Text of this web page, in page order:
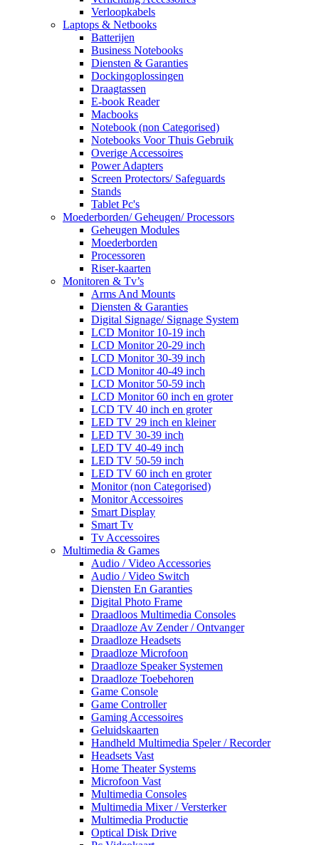
Verloopkabels
Laptops & Netbooks
Batterijen
Business Notebooks
Diensten & Garanties
Dockingoplossingen
Draagtassen
E-book Reader
Macbooks
Notebook (non Categorised)
Notebooks Voor Thuis Gebruik
Overige Accessoires
Power Adapters
Screen Protectors/ Safeguards
Stands
Tablet Pc's
Moederborden/ Geheugen/ Processors
Geheugen Modules
Moederborden
Processoren
Riser-kaarten
Monitoren & Tv’s
Arms And Mounts
Diensten & Garanties
Digital Signage/ Signage System
LCD Monitor 10-19 inch
LCD Monitor 20-29 inch
LCD Monitor 30-39 inch
LCD Monitor 40-49 inch
LCD Monitor 50-59 inch
LCD Monitor 60 inch en groter
LCD TV 40 inch en groter
LED TV 29 inch en kleiner
LED TV 30-39 inch
LED TV 40-49 inch
LED TV 50-59 inch
LED TV 60 inch en groter
Monitor (non Categorised)
Monitor Accessoires
Smart Display
Smart Tv
Tv Accessoires
Multimedia & Games
Audio / Video Accessories
Audio / Video Switch
Diensten En Garanties
Digital Photo Frame
Draadloos Multimedia Consoles
Draadloze Av Zender / Ontvanger
Draadloze Headsets
Draadloze Microfoon
Draadloze Speaker Systemen
Draadloze Toebehoren
Game Console
Game Controller
Gaming Accessoires
Geluidskaarten
Handheld Multimedia Speler / Recorder
Headsets Vast
Home Theater Systems
Microfoon Vast
Multimedia Consoles
Multimedia Mixer / Versterker
Multimedia Productie
Optical Disk Drive